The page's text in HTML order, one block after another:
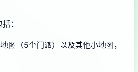
：
图（5个门派）以及其他小地图，